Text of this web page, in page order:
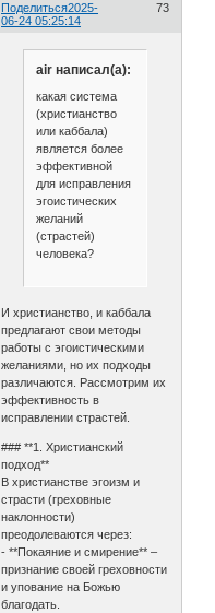
Поделиться 73
2025-
06-24 05:25:14
air написал(а):
какая система
(христианство
или каббала)
является более
эффективной
для исправления
эгоистических
желаний
(страстей)
человека?
И христианство, и каббала
предлагают свои методы
работы с эгоистическими
желаниями, но их подходы
различаются. Рассмотрим их
эффективность в
исправлении страстей.
### **1. Христианский
подход**
В христианстве эгоизм и
страсти (греховные
наклонности)
преодолеваются через:
- **Покаяние и смирение** –
признание своей греховности
и упование на Божью
благодать.